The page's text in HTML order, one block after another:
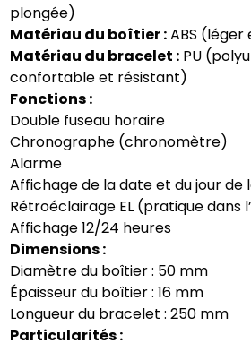
plongée)
Matériau du boîtier :ABS
Matériau du bracelet : PU
confortable et résistant)
Fonctions :
Double fuseau horaire
Chronographe (chronomètre)
Alarme
Affichage de la date et du jour de
Rétroéclairage EL (pratique dans
Affichage 12/24 heures
Dimensions :
Diamètre du boîtier : 50 mm
Épaisseur du boîtier : 16 mm
Longueur du bracelet : 250 mm
Particularités :